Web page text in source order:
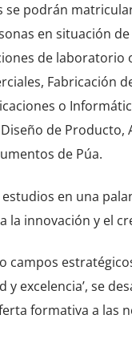
podrán
en situación
de
Fabricación
o
de
de Púa.
en una
innovación y el
campos
excelencia’, se
formativa a las